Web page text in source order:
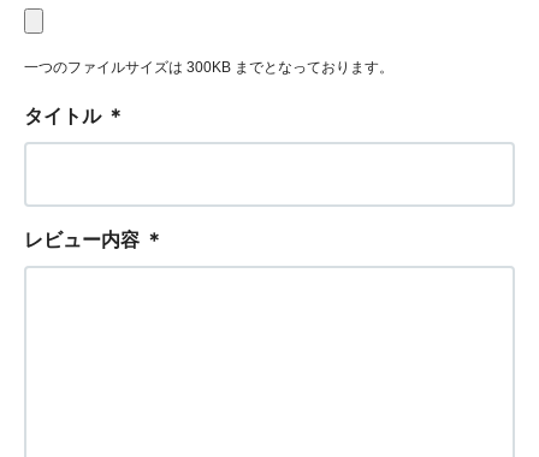
一つのファイルサイズは 300KB までとなっております。
タイトル ＊
レビュー内容 ＊